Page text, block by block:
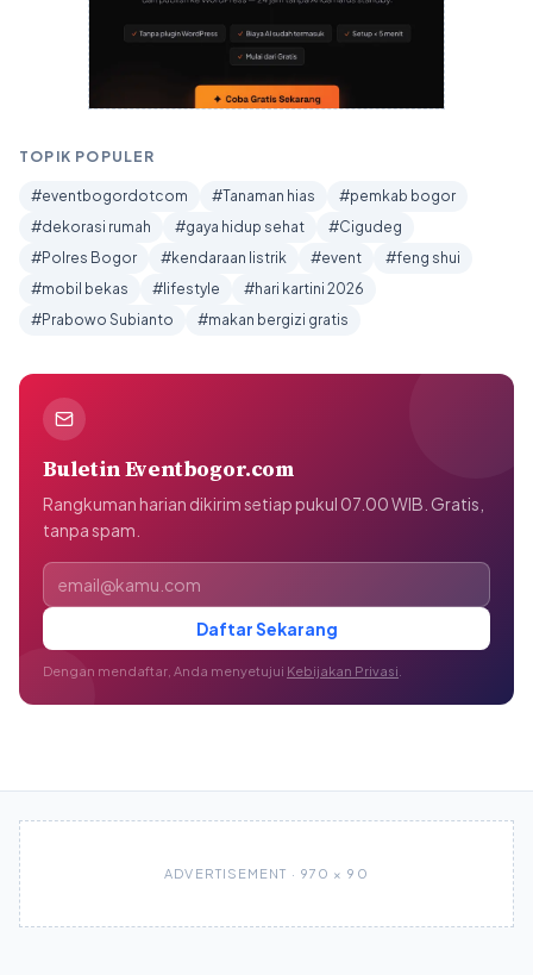
TOPIK POPULER
#eventbogordotcom #Tanaman hias
#pemkab bogor
#dekorasi rumah
#gaya hidup sehat
#Cigudeg
#Polres Bogor
#kendaraan listrik #event
#feng shui
#mobil bekas
#lifestyle
#hari kartini 2026
#Prabowo Subianto
#makan bergizi gratis
Buletin Eventbogor.com
Rangkuman harian dikirim setiap pukul 07.00 WIB. Gratis,
tanpa spam.
Alamat email
Daftar Sekarang
Dengan mendaftar, Anda menyetujui Kebijakan Privasi
ADVERTISEMENT · 970 × 90